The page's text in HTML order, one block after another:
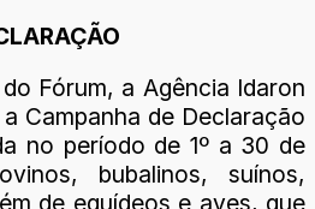
Fórum, a Agência Idaron
Campanha de Declaração
no período de 1º a 30 de
bubalinos, suínos,
de equídeos e aves, que